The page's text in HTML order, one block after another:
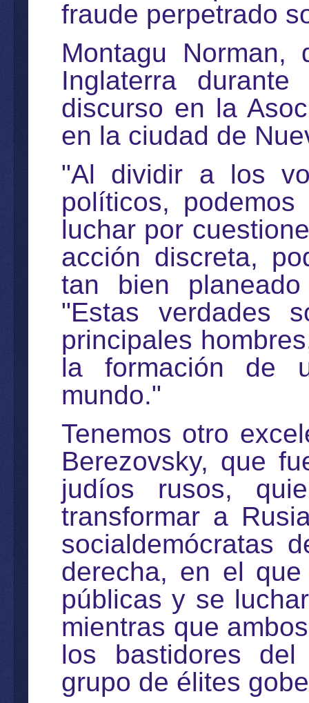
fraude perpetrado
Montagu
Inglaterra
discurso en la
en la ciudad de
"Al dividir a los
políticos,
luchar por
acción discreta,
tan bien
"Estas verdades
principales
la formación de
mundo."
Tenemos otro
Berezovsky, que
judíos rusos,
transformar a
socialdemócratas
derecha, en el
públicas y se
mientras que
los bastidores
grupo de élites